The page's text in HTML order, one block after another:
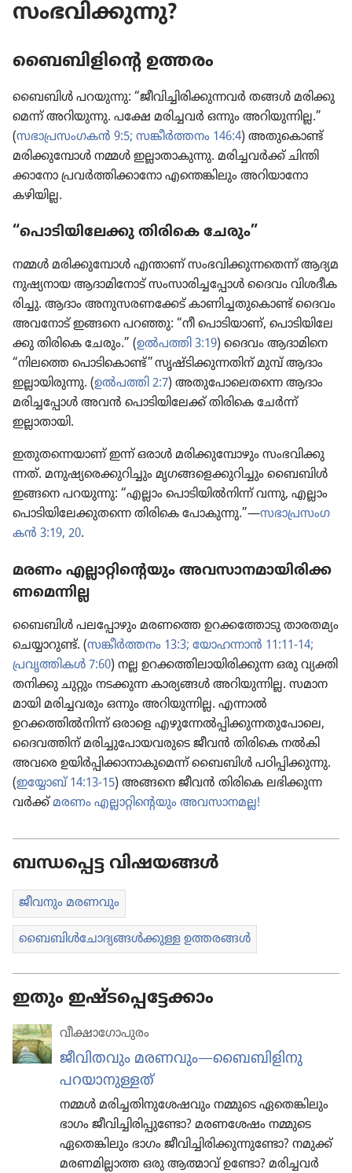
സംഭവിക്കുന്നു?
ബൈബി​ളി​ന്റെ ഉത്തരം
ബൈബിൾ പറയുന്നു: “ജീവി​ച്ചി​രി​ക്കു​ന്ന​വർ തങ്ങൾ മരിക്കു​
മെന്ന്‌ അറിയു​ന്നു. പക്ഷേ മരിച്ചവർ ഒന്നും അറിയു​ന്നി​ല്ല.”
(സഭാപ്രസംഗകൻ 9:5; സങ്കീർത്ത​നം 146:4) അതു​കൊണ്ട്‌
മരിക്കു​മ്പോൾ നമ്മൾ ഇല്ലാതാ​കു​ന്നു. മരിച്ച​വർക്ക്‌ ചിന്തി​
ക്കാ​നോ പ്രവർത്തി​ക്കാ​നോ എന്തെങ്കി​ലും അറിയാ​നോ
കഴിയില്ല.
“പൊടി​യി​ലേ​ക്കു തിരികെ ചേരും”
നമ്മൾ മരിക്കു​മ്പോൾ എന്താണ്‌ സംഭവി​ക്കു​ന്ന​തെന്ന്‌ ആദ്യമ​
നു​ഷ്യ​നാ​യ ആദാമി​നോട്‌ സംസാ​രി​ച്ച​പ്പോൾ ദൈവം വിശദീ​ക​
രി​ച്ചു. ആദാം അനുസ​ര​ണ​ക്കേട്‌ കാണി​ച്ച​തു​കൊണ്ട്‌ ദൈവം
അവനോട്‌ ഇങ്ങനെ പറഞ്ഞു: “നീ പൊടി​യാണ്‌, പൊടി​യി​ലേ​
ക്കു തിരികെ ചേരും.” (ഉൽപത്തി 3:19) ദൈവം ആദാമി​നെ
“നിലത്തെ പൊടി​കൊണ്ട്‌” സൃഷ്ടി​ക്കു​ന്ന​തിന്‌ മുമ്പ്‌ ആദാം
ഇല്ലായി​രു​ന്നു. (ഉൽപത്തി 2:7) അതു​പോ​ലെ​ത​ന്നെ ആദാം
മരിച്ച​പ്പോൾ അവൻ പൊടി​യി​ലേക്ക്‌ തിരികെ ചേർന്ന്‌
ഇല്ലാതാ​യി.
ഇതുത​ന്നെ​യാണ്‌ ഇന്ന്‌ ഒരാൾ മരിക്കു​മ്പോ​ഴും സംഭവി​ക്കു​
ന്നത്‌. മനുഷ്യ​രെ​ക്കു​റി​ച്ചും മൃഗങ്ങ​ളെ​ക്കു​റി​ച്ചും ബൈബിൾ
ഇങ്ങനെ പറയുന്നു: “എല്ലാം പൊടിയിൽനിന്ന്‌ വന്നു, എല്ലാം
പൊടി​യി​ലേ​ക്കു​ത​ന്നെ തിരികെ പോകു​ന്നു.”—സഭാ​പ്ര​സം​ഗ​
കൻ 3:19, 20.
മരണം എല്ലാറ്റി​ന്റെ​യും അവസാ​ന​മാ​യി​രി​ക്ക​
ണ​മെ​ന്നില്ല
ബൈബിൾ പലപ്പോ​ഴും മരണത്തെ ഉറക്ക​ത്തോ​ടു താരത​മ്യം
ചെയ്യാ​റുണ്ട്‌. (സങ്കീർത്തനം 13:3; യോഹ​ന്നാൻ 11:11-14;
പ്രവൃ​ത്തി​കൾ 7:60) നല്ല ഉറക്കത്തി​ലാ​യി​രി​ക്കു​ന്ന ഒരു വ്യക്തി
തനിക്കു ചുറ്റും നടക്കുന്ന കാര്യങ്ങൾ അറിയു​ന്നി​ല്ല. സമാന​
മാ​യി മരിച്ച​വ​രും ഒന്നും അറിയു​ന്നി​ല്ല. എന്നാൽ
ഉറക്കത്തിൽനിന്ന്‌ ഒരാളെ എഴു​ന്നേൽപ്പി​ക്കു​ന്ന​തു​പോ​ലെ,
ദൈവ​ത്തിന്‌ മരിച്ചു​പോ​യ​വ​രു​ടെ ജീവൻ തിരികെ നൽകി
അവരെ ഉയിർപ്പി​ക്കാ​നാ​കു​മെന്ന്‌ ബൈബിൾ പഠിപ്പി​ക്കു​ന്നു.
(ഇയ്യോബ്‌ 14:13-15) അങ്ങനെ ജീവൻ തിരികെ ലഭിക്കു​ന്ന​
വർക്ക്‌ മരണം എല്ലാറ്റി​ന്റെ​യും അവസാ​ന​മല്ല!
ബന്ധപ്പെട്ട വിഷയങ്ങൾ
ജീവനും മരണവും
ബൈബിൾചോ​ദ്യ​ങ്ങൾക്കുള്ള ഉത്തരങ്ങൾ
ഇതും ഇഷ്ടപ്പെട്ടേക്കാം
വീക്ഷാഗോപുരം
ജീവിതവും മരണവും—ബൈബിളിനു
പറയാനുള്ളത്‌
നമ്മൾ മരിച്ചതിനുശേഷവും നമ്മുടെ ഏതെങ്കിലും
ഭാഗം ജീവിച്ചിരിപ്പുണ്ടോ? മരണശേഷം നമ്മുടെ
ഏതെങ്കിലും ഭാഗം ജീവിച്ചിരിക്കുന്നുണ്ടോ? നമുക്ക്‌
മരണമില്ലാത്ത ഒരു ആത്മാവ്‌ ഉണ്ടോ? മരിച്ചവർ